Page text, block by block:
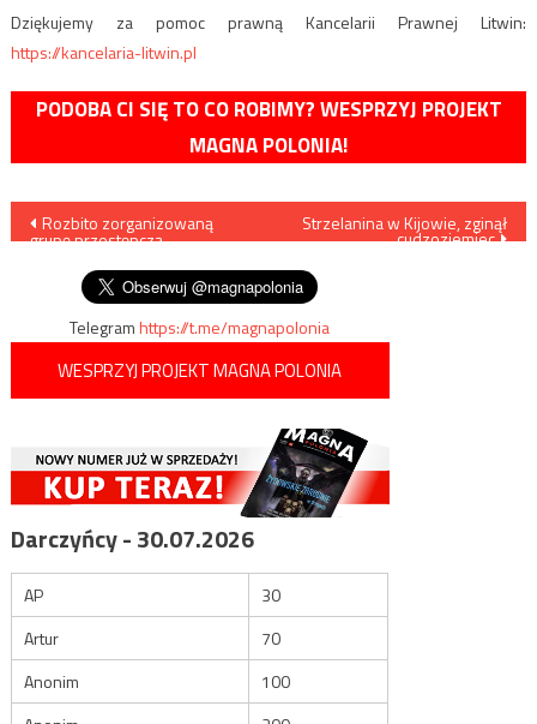
Dziękujemy za pomoc prawną Kancelarii Prawnej Litwin:
https://kancelaria-litwin.pl
PODOBA CI SIĘ TO CO ROBIMY? WESPRZYJ PROJEKT
MAGNA POLONIA!
Nawigacja
wpisu
Rozbito zorganizowaną
grupę przestępczą
Strzelanina w Kijowie, zginął
cudzoziemiec
Telegramhttps://t.me/magnapolonia
WESPRZYJ PROJEKT MAGNA POLONIA
Darczyńcy - 30.07.2026
AP
30
Artur
70
Anonim
100